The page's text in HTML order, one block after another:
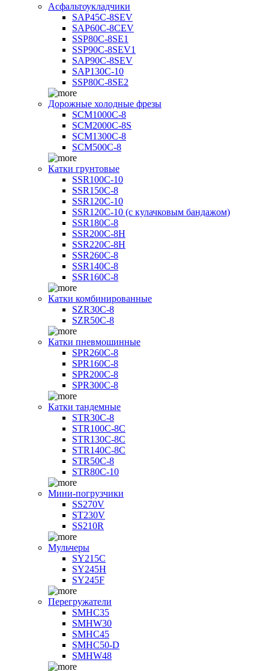
Асфальтоукладчики
SAP45С-8SEV
SAP60C-8CEV
SSP80C-8SE1
SSP90C-8SEV1
SAP90C-8SEV
SAP130C-10
SSP80C-8SE2
Дорожные холодные фрезы
SCM1000C-8
SCM2000C-8S
SCM1300C-8
SCM500C-8
Катки грунтовые
SSR100C-10
SSR150C-8
SSR120C-10
SSR120C-10 (с кулачковым бандажом)
SSR180C-8
SSR200C-8H
SSR220C-8H
SSR260C-8
SSR140C-8
SSR160C-8
Катки комбинированные
SZR30C-8
SZR50C-8
Катки пневмошинные
SPR260C-8
SPR160C-8
SPR200C-8
SPR300C-8
Катки тандемные
STR30C-8
STR100C-8С
STR130C-8С
STR140C-8С
STR50C-8
STR80C-10
Мини-погрузчики
SS270V
ST230V
SS210R
Мульчеры
SY215C
SY245H
SY245F
Перегружатели
SMHC35
SMHW30
SMHC45
SMHC50-D
SMHW48